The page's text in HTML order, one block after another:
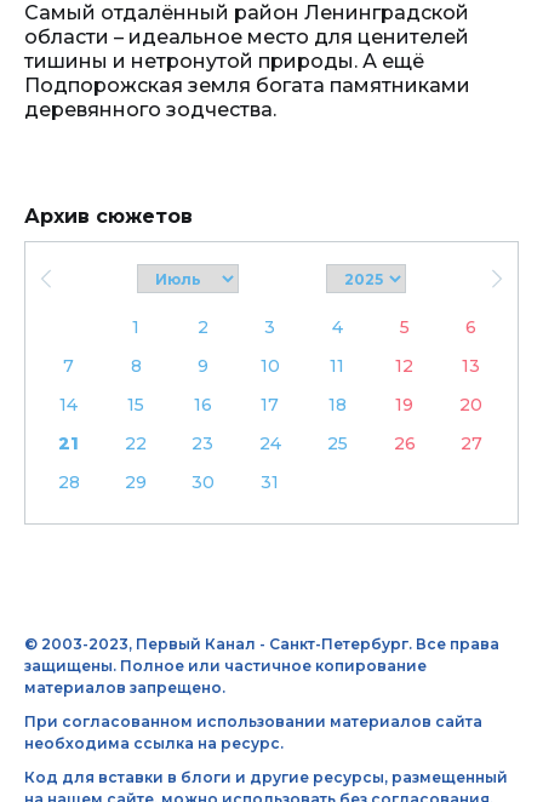
Самый отдалённый район Ленинградской
области – идеальное место для ценителей
тишины и нетронутой природы. А ещё
Подпорожская земля богата памятниками
деревянного зодчества.
Архив сюжетов
1 2 3 4 5
6
7
8 9 10 11 12
13
14
15 16 17 18 19
20
21
22 23 24 25 26
27
28
29 30 31
© 2003-2023, Первый Канал - Санкт-Петербург. Все права
защищены. Полное или частичное копирование
материалов запрещено.
При согласованном использовании материалов сайта
необходима ссылка на ресурс.
Код для вставки в блоги и другие ресурсы, размещенный